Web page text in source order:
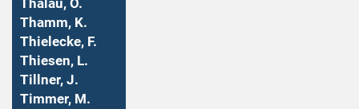
Thalau, O.
Thamm, K.
Thielecke, F.
Thiesen, L.
Tillner, J.
Timmer, M.